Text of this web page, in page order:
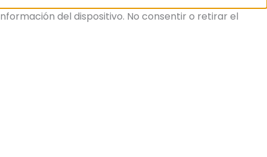
del dispositivo. No consentir o retirar el